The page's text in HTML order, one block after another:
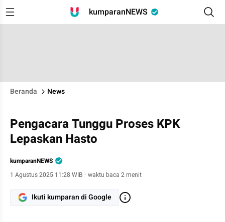
kumparanNEWS
Beranda News
Pengacara Tunggu Proses KPK
Lepaskan Hasto
kumparanNEWS
1 Agustus 2025 11:28 WIB · waktu baca 2 menit
Ikuti kumparan di Google